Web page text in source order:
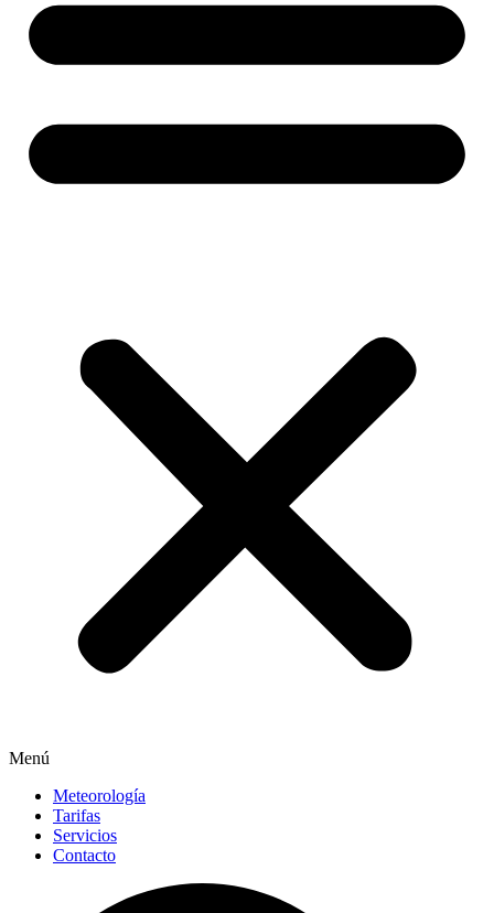
Menú
Meteorología
Tarifas
Servicios
Contacto